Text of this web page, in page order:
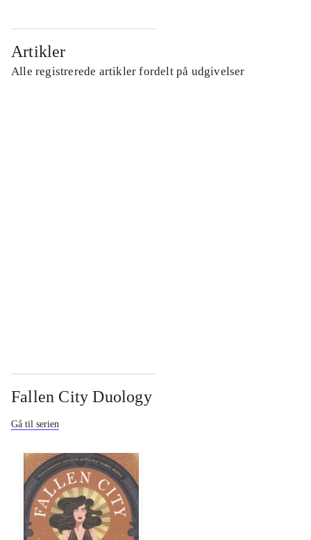
Artikler
Alle registrerede artikler fordelt på udgivelser
Fallen City Duology
Gå til serien